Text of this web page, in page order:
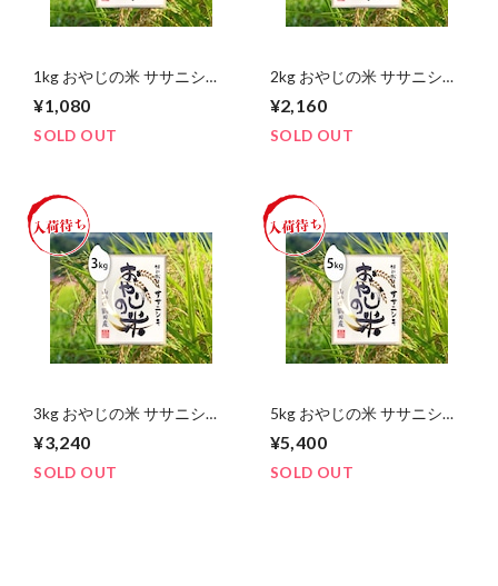
1kg おやじの米 ササニシキ
（山形）
¥1,080
SOLD OUT
2kg おやじの米 ササニシキ
（山形）
¥2,160
SOLD OUT
3kg おやじの米 ササニシキ
（山形）
¥3,240
SOLD OUT
5kg おやじの米 ササニシキ
（山形）
¥5,400
SOLD OUT